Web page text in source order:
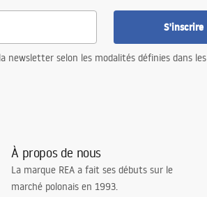
S'inscrire
newsletter selon les modalités définies dans les
À propos de nous
La marque REA a fait ses débuts sur le
marché polonais en 1993.